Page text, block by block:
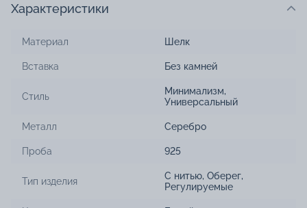
Характеристики
Материал Шелк
Вставка Без камней
Стиль Минимализм,
Универсальный
Металл Серебро
Проба 925
Тип изделия С нитью, Оберег,
Регулируемые